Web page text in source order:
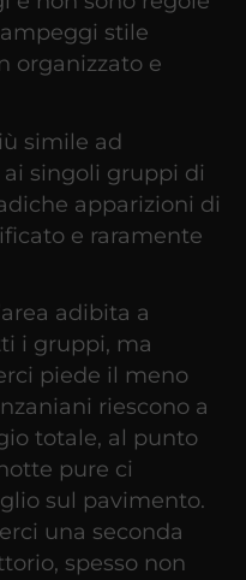
stile
organizzato e
simile ad
ai singoli gruppi di
apparizioni di
e raramente
adibita a
i gruppi, ma
piede il meno
riescono a
totale, al punto
pure ci
sul pavimento.
una seconda
spesso non